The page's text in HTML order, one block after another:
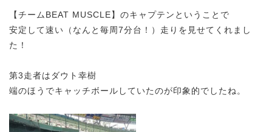
【チームBEAT MUSCLE】のキャプテンということで
安定して速い（なんと毎周7分台！）走りを見せてくれまし
た！
第3走者はダウト幸樹
端のほうでキャッチボールしていたのが印象的でしたね。